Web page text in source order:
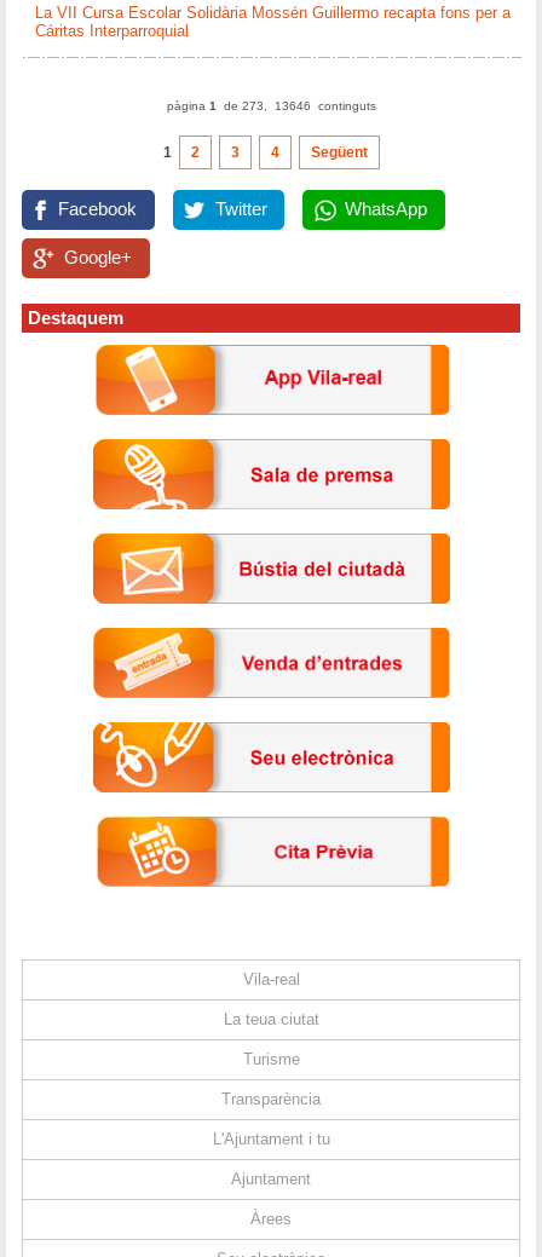
La VII Cursa Escolar Solidària Mossén Guillermo recapta fons per a
Cáritas Interparroquial
pàgina 1 de 273, 13646 continguts
1 2 3 4 Següent
Facebook Twitter WhatsApp
Google+
Destaquem
Vila-real
La teua ciutat
Turisme
Transparència
L'Ajuntament i tu
Ajuntament
Àrees